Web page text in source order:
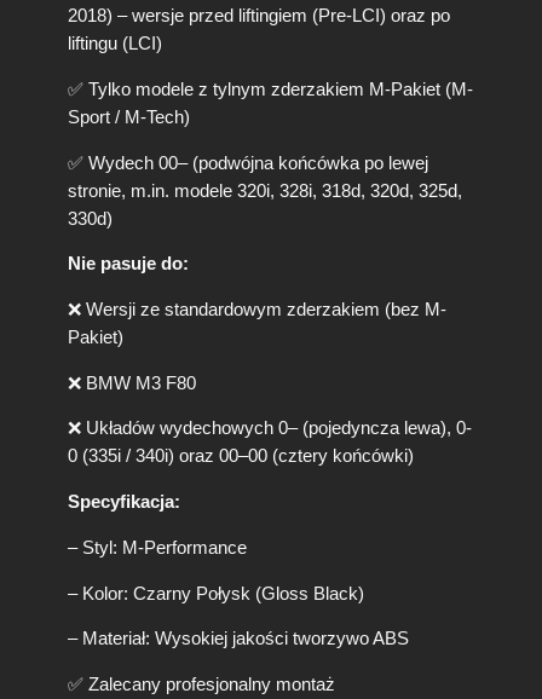
)
3
2
M
e
r
o
r
m
a
c
e
t
y
r
y
2018) – wersje przed liftingiem (Pre-LCI) oraz po
liftingu (LCI)
✅ Tylko modele z tylnym zderzakiem M-Pakiet (M-
Sport / M-Tech)
✅ Wydech 00– (podwójna końcówka po lewej
stronie, m.in. modele 320i, 328i, 318d, 320d, 325d,
330d)
Nie pasuje do:
❌ Wersji ze standardowym zderzakiem (bez M-
Pakiet)
❌ BMW M3 F80
❌ Układów wydechowych 0– (pojedyncza lewa), 0-
0 (335i / 340i) oraz 00–00 (cztery końcówki)
Specyfikacja:
– Styl: M-Performance
– Kolor: Czarny Połysk (Gloss Black)
– Materiał: Wysokiej jakości tworzywo ABS
✅ Zalecany profesjonalny montaż